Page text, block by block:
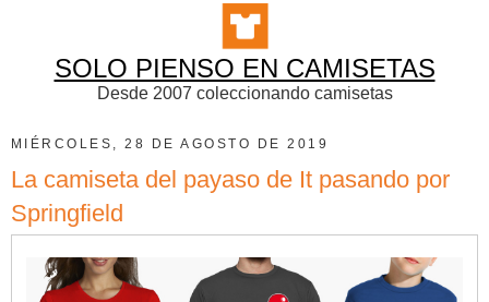
SOLO PIENSO EN CAMISETAS
Desde 2007 coleccionando camisetas
MIÉRCOLES, 28 DE AGOSTO DE 2019
La camiseta del payaso de It pasando por
Springfield